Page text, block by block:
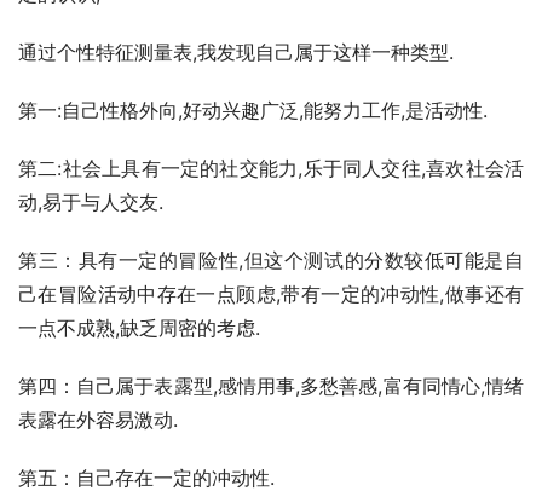
通过个性特征测量表,我发现自己属于这样一种类型.
第一:自己性格外向,好动兴趣广泛,能努力工作,是活动性.
第二:社会上具有一定的社交能力,乐于同人交往,喜欢社会活
动,易于与人交友.
第三：具有一定的冒险性,但这个测试的分数较低可能是自
己在冒险活动中存在一点顾虑,带有一定的冲动性,做事还有
一点不成熟,缺乏周密的考虑.
第四：自己属于表露型,感情用事,多愁善感,富有同情心,情绪
表露在外容易激动.
第五：自己存在一定的冲动性.